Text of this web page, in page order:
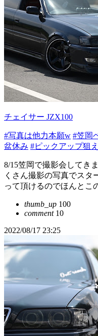
チェイサー JZX100
#写真は他力本願w #笠岡
盆休み #ピックアップ狙
8/15笠岡で撮影会してき
くさん撮影の写真でスタ
って頂けるのでほんとこ
thumb_up 100
comment10
2022/08/17 23:25